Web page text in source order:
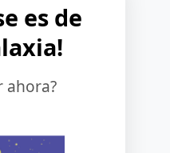
es de
ahora?